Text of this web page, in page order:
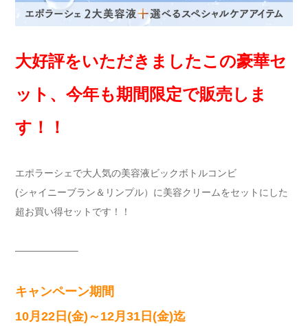
大好評をいただきましたこの豪華セ
ット、今年も期間限定で販売しま
す！！
エポラーシェで大人気の美容液ビックボトルコンビ
(シャイニーブラン＆リンプル）に美容クリームをセットにした
超お買い得セットです！！
——————–
キャンペーン期間
10月22日(金)～12月31日(金)迄